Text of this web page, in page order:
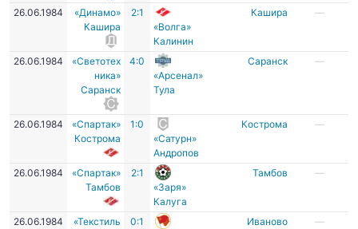
26.06.1984
«Динамо»
Кашира
2:1
«Волга»
Калинин
Кашира —
26.06.1984
«Светотех
ника»
Саранск
4:0
«Арсенал»
Тула
Саранск —
26.06.1984
«Спартак»
Кострома
1:0
«Сатурн»
Андропов
Кострома —
26.06.1984
«Спартак»
Тамбов
2:1
«Заря»
Калуга
Тамбов —
26.06.1984
«Текстиль
0:1
Иваново —